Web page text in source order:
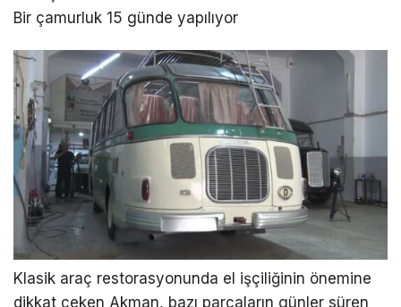
Bir çamurluk 15 günde yapılıyor
Klasik araç restorasyonunda el işçiliğinin önemine
dikkat çeken Akman, bazı parçaların günler süren